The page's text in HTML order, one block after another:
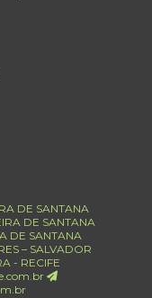
DE SANTANA
DE SANTANA
DE SANTANA
– SALVADOR
- RECIFE